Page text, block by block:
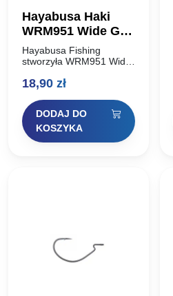
Hayabusa Haki
WRM951 Wide Gap
Offset Hook #2
Hayabusa Fishing
stworzyła WRM951 Wide
dwadzieścia lat temu. W
Fishing była wiodącym
innowatorem w
projektowaniu haków
wędkarskich w…
18,90 zł
DODAJ DO
KOSZYKA